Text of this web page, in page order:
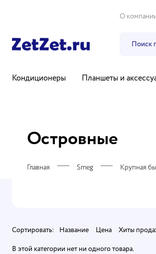
О
Кондиционеры Планшеты и
Островные
Главная Smeg Крупная
Сортировать: Название Цена Хиты
В этой категории нет ни одного товара.